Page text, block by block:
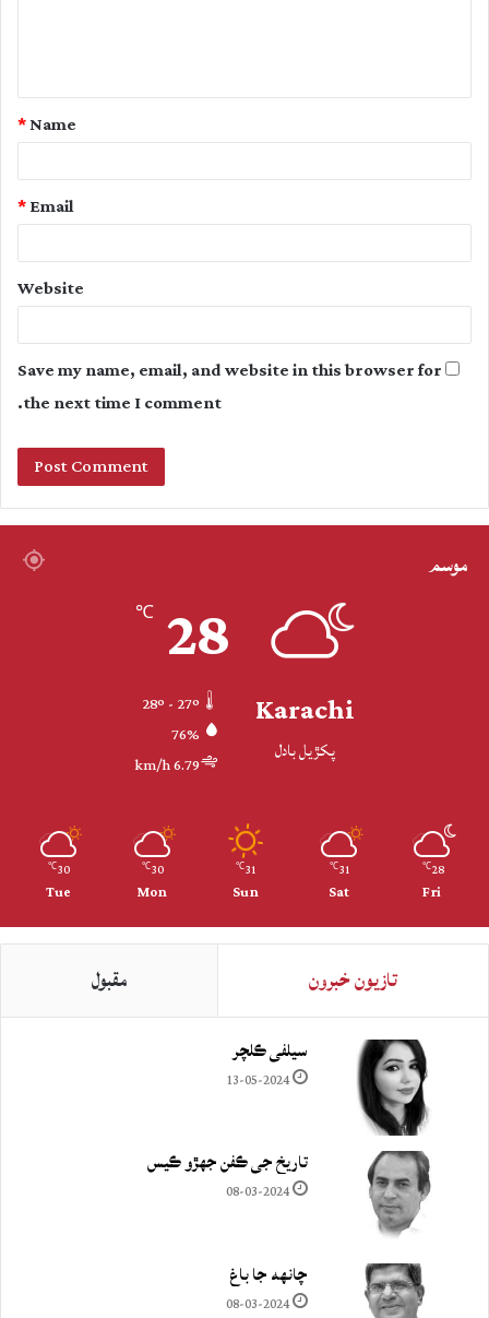
t
Name
*
Email
*
Website
Save my name, email, and website in this browser for
the next time I comment.
موسم
Karachi
پکڙيل بادل
28
℃
76%
6.79 km/h
28
℃
Fri
31
℃
Sat
31
℃
Sun
30
℃
Mon
30
℃
Tue
تازيون خبرون مقبول
سيلفي ڪلچر
13-05-2024
تاريخ جي ڪفن جھڙو ڪيس
08-03-2024
چانهه جا باغ
08-03-2024